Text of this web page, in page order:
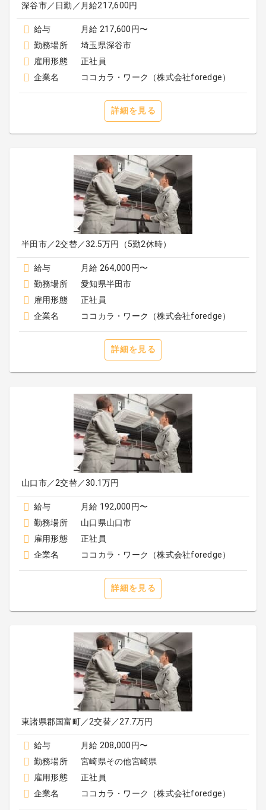
深谷市／日勤／月給217,600円
給与
月給 217,600円〜
勤務場所
埼玉県深谷市
雇用形態
正社員
企業名
ココカラ・ワーク（株式会社foredge）
詳細を見る
半田市／2交替／32.5万円（5勤2休時）
給与
月給 264,000円〜
勤務場所
愛知県半田市
雇用形態
正社員
企業名
ココカラ・ワーク（株式会社foredge）
詳細を見る
山口市／2交替／30.1万円
給与
月給 192,000円〜
勤務場所
山口県山口市
雇用形態
正社員
企業名
ココカラ・ワーク（株式会社foredge）
詳細を見る
東諸県郡国富町／2交替／27.7万円
給与
月給 208,000円〜
勤務場所
宮崎県その他宮崎県
雇用形態
正社員
企業名
ココカラ・ワーク（株式会社foredge）